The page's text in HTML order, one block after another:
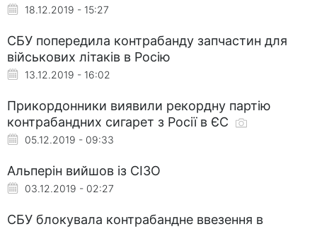
18.12.2019 - 15:27
СБУ попередила контрабанду запчастин для
військових літаків в Росію
13.12.2019 - 16:02
Прикордонники виявили рекордну партію
контрабандних сигарет з Росії в ЄС
05.12.2019 - 09:33
Альперін вийшов із СІЗО
03.12.2019 - 02:27
СБУ блокувала контрабандне ввезення в